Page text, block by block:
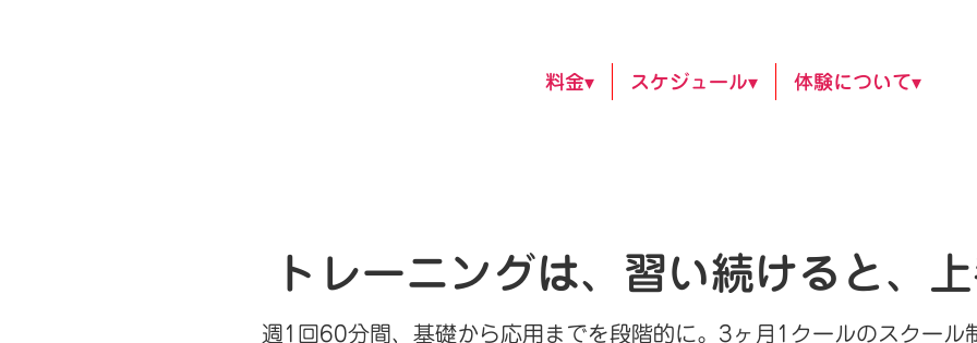
料金▾ スケジュール▾ 体験について▾
トレーニングは、習い続けると、
週1回60分間、基礎から応用までを段階的に。 3ヶ月1クールのスクール